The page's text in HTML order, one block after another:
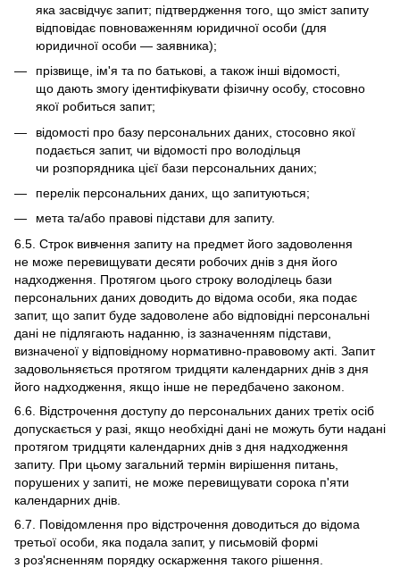
яка засвідчує запит; підтвердження того, що зміст запиту
відповідає повноваженням юридичної особи (для
юридичної особи — заявника);
прізвище, ім'я та по батькові, а також інші відомості,
що дають змогу ідентифікувати фізичну особу, стосовно
якої робиться запит;
відомості про базу персональних даних, стосовно якої
подається запит, чи відомості про володільця
чи розпорядника цієї бази персональних даних;
перелік персональних даних, що запитуються;
мета та/або правові підстави для запиту.
6.5. Строк вивчення запиту на предмет його задоволення
не може перевищувати десяти робочих днів з дня його
надходження. Протягом цього строку володілець бази
персональних даних доводить до відома особи, яка подає
запит, що запит буде задоволене або відповідні персональні
дані не підлягають наданню, із зазначенням підстави,
визначеної у відповідному нормативно-правовому акті. Запит
задовольняється протягом тридцяти календарних днів з дня
його надходження, якщо інше не передбачено законом.
6.6. Відстрочення доступу до персональних даних третіх осіб
допускається у разі, якщо необхідні дані не можуть бути надані
протягом тридцяти календарних днів з дня надходження
запиту. При цьому загальний термін вирішення питань,
порушених у запиті, не може перевищувати сорока п'яти
календарних днів.
6.7. Повідомлення про відстрочення доводиться до відома
третьої особи, яка подала запит, у письмовій формі
з роз'ясненням порядку оскарження такого рішення.